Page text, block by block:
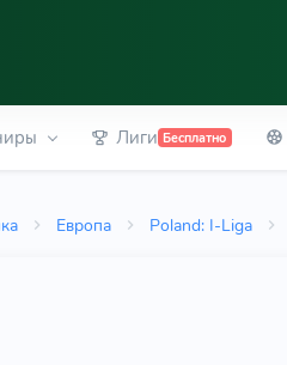
Лиги Бесплатно
Европа Poland: I-Liga